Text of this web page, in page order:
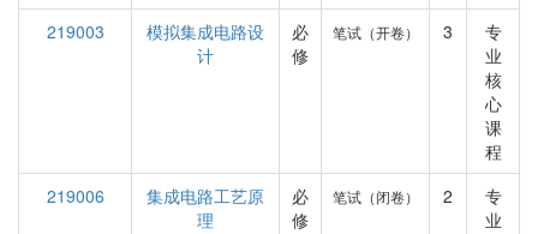
219003
模拟集成电路设
计
必
修
笔试（开卷） 3
专
业
核
心
课
程
219006
集成电路工艺原
理
必
修
笔试（闭卷） 2
专
业